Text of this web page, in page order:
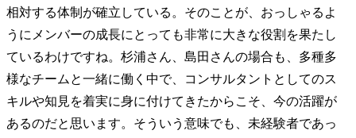
相対する体制が確立している。そのことが、おっしゃるよ
うにメンバーの成長にとっても非常に大きな役割を果たし
ているわけですね。杉浦さん、島田さんの場合も、多種多
様なチームと一緒に働く中で、コンサルタントとしてのス
キルや知見を着実に身に付けてきたからこそ、今の活躍が
あるのだと思います。そういう意味でも、未経験者であっ